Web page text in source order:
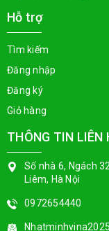
Hỗ trợ
Tìm kiếm
Đăng nhập
Đăng ký
Giỏ hàng
THÔNG TIN LIÊN
Số nhà 6, Ngách
Liêm, Hà Nội
0972654440